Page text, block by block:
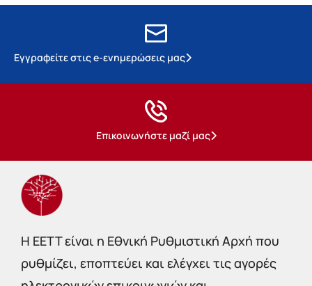
Εγγραφείτε στις e-ενημερώσεις μας
Επικοινωνήστε μαζί μας
Η EETT είναι η Εθνική Ρυθμιστική Αρχή που
ρυθμίζει, εποπτεύει και ελέγχει τις αγορές